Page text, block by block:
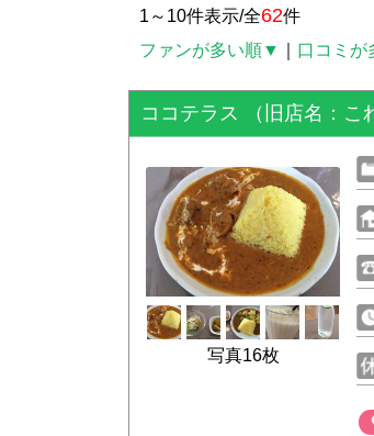
1～10件表示/全62件
ファンが多い順▼
口コミ
ココテラス （旧店名：こ
写真16枚